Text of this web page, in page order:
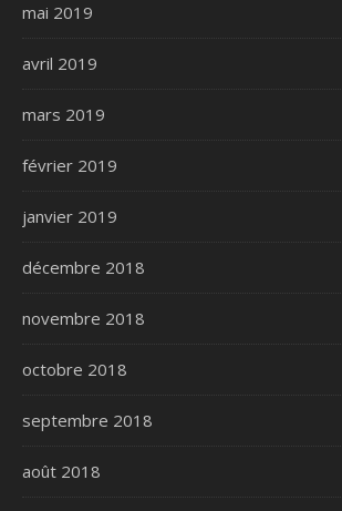
mai 2019
avril 2019
mars 2019
février 2019
janvier 2019
décembre 2018
novembre 2018
octobre 2018
septembre 2018
août 2018